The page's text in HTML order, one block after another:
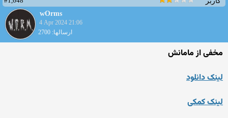
wOrms
4 Apr 2024 21:06
ارسالها: 2700
مخفی از مامانش
لینک دانلود
لینک کمکی